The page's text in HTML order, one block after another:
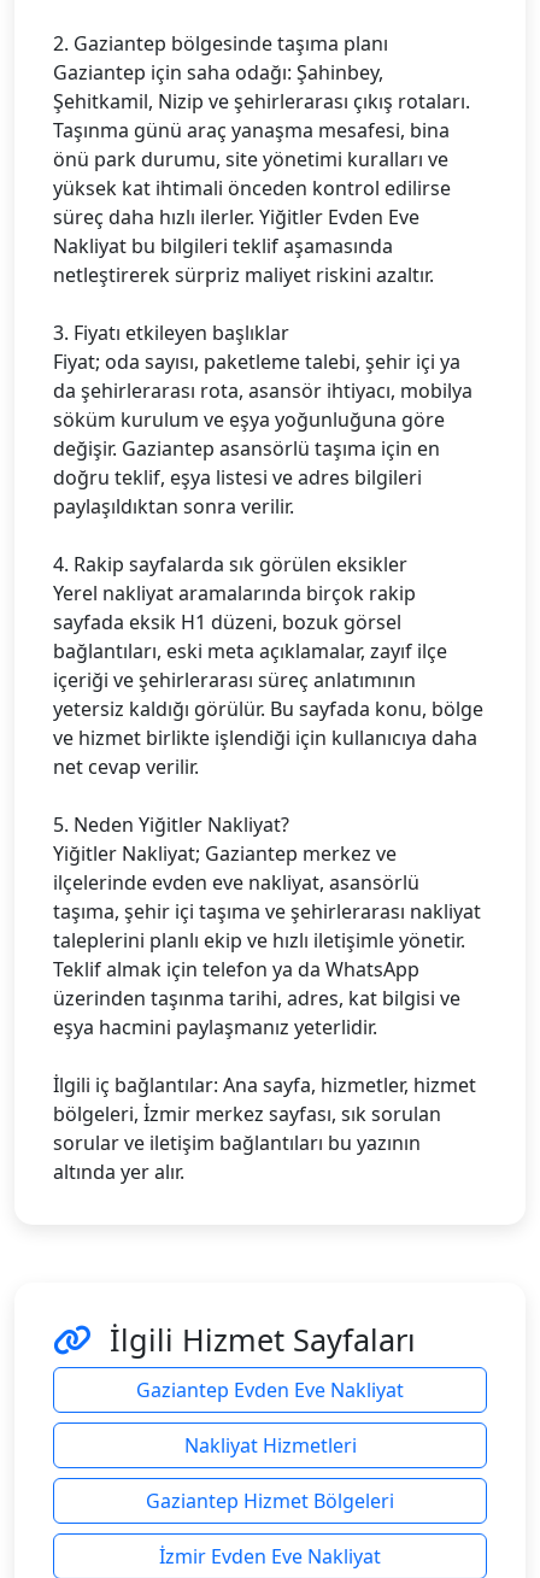
2. Gaziantep bölgesinde taşıma planı
Gaziantep için saha odağı: Şahinbey,
Şehitkamil, Nizip ve şehirlerarası çıkış rotaları.
Taşınma günü araç yanaşma mesafesi, bina
önü park durumu, site yönetimi kuralları ve
yüksek kat ihtimali önceden kontrol edilirse
süreç daha hızlı ilerler. Yiğitler Evden Eve
Nakliyat bu bilgileri teklif aşamasında
netleştirerek sürpriz maliyet riskini azaltır.
3. Fiyatı etkileyen başlıklar
Fiyat; oda sayısı, paketleme talebi, şehir içi ya
da şehirlerarası rota, asansör ihtiyacı, mobilya
söküm kurulum ve eşya yoğunluğuna göre
değişir. Gaziantep asansörlü taşıma için en
doğru teklif, eşya listesi ve adres bilgileri
paylaşıldıktan sonra verilir.
4. Rakip sayfalarda sık görülen eksikler
Yerel nakliyat aramalarında birçok rakip
sayfada eksik H1 düzeni, bozuk görsel
bağlantıları, eski meta açıklamalar, zayıf ilçe
içeriği ve şehirlerarası süreç anlatımının
yetersiz kaldığı görülür. Bu sayfada konu, bölge
ve hizmet birlikte işlendiği için kullanıcıya daha
net cevap verilir.
5. Neden Yiğitler Nakliyat?
Yiğitler Nakliyat; Gaziantep merkez ve
ilçelerinde evden eve nakliyat, asansörlü
taşıma, şehir içi taşıma ve şehirlerarası nakliyat
taleplerini planlı ekip ve hızlı iletişimle yönetir.
Teklif almak için telefon ya da WhatsApp
üzerinden taşınma tarihi, adres, kat bilgisi ve
eşya hacmini paylaşmanız yeterlidir.
İlgili iç bağlantılar: Ana sayfa, hizmetler, hizmet
bölgeleri, İzmir merkez sayfası, sık sorulan
sorular ve iletişim bağlantıları bu yazının
altında yer alır.
İlgili Hizmet Sayfaları
Gaziantep Evden Eve Nakliyat
Nakliyat Hizmetleri
Gaziantep Hizmet Bölgeleri
İzmir Evden Eve Nakliyat